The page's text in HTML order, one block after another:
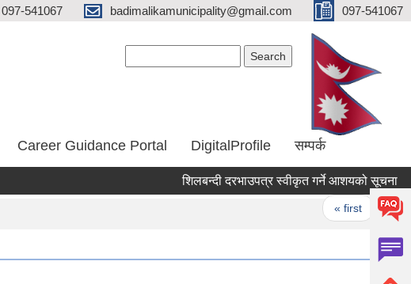
097-541067 badimalikamunicipality@gmail.com 097-541067
Career Guidance Portal DigitalProfile सम्पर्क
शिलबन्दी दरभाउपत्र स्वीकृत गर्ने आशयको सूचना
« first ‹